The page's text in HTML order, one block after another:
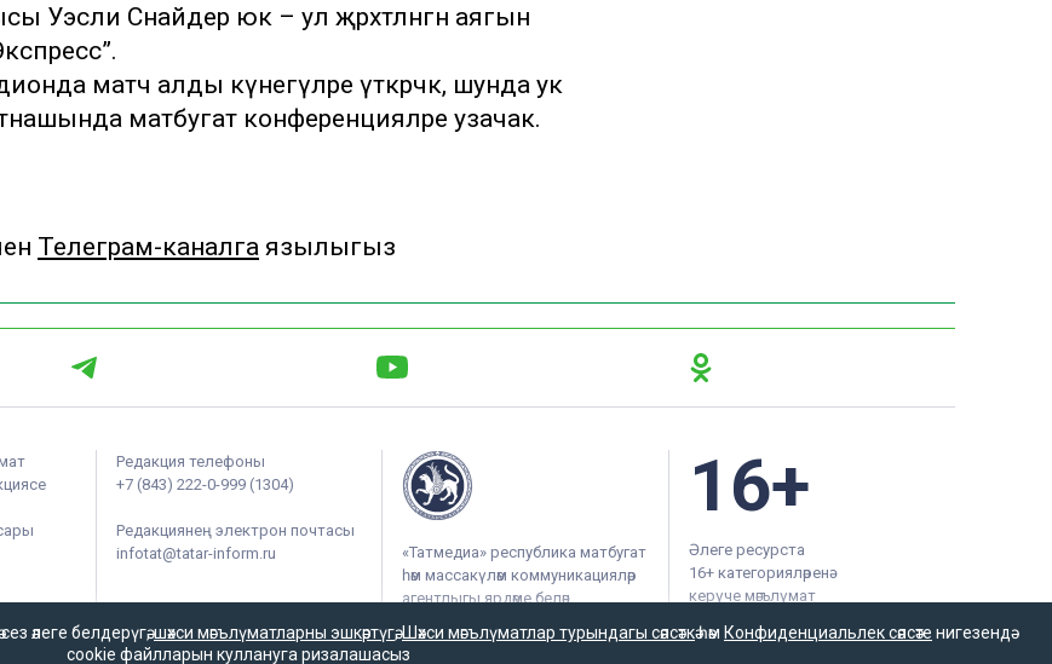
Снайдер юк – ул җәрәхәтләнгән аягын
матч алды күнегүләре үткәрәчәк, шунда ук
матбугат конференцияләре узачак.
Телеграм-каналга язылыгыз
Редакция телефоны
+7 (843) 222-0-999 (1304)
Редакциянең электрон почтасы
infotat@tatar-inform.ru
«Татмедиа» республика матбугат
һәм массакүләм коммуникацияләр
агентлыгы ярдәме белән
16+
Әлеге ресурста
16+ категорияләренә
керүче мәгълүмат
әлеге белдерүгә,шәхси мәгълүматларны эшкәртүгә,Шәхси мәгълүматлар турындагы сәясәткәһәм Конфиденциальлек сәясәте нигезендә
cookie файлларын куллануга ризалашасыз